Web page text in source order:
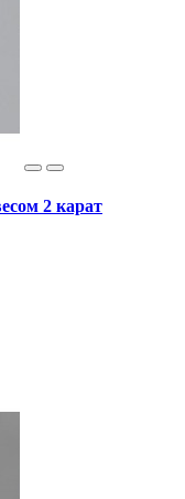
2 карат